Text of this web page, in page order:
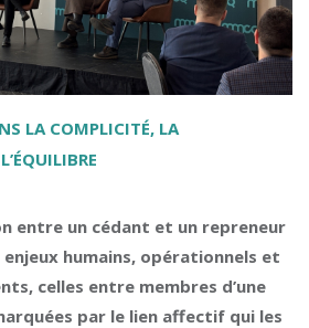
LA COMPLICITÉ, LA
entre un cédant et un repreneur
humains, opérationnels et
celles entre membres d’une
par le lien affectif qui les